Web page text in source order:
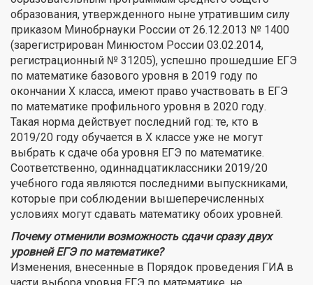
образования, утвержденного ныне утратившим силу
приказом Минобрнауки России от 26.12.2013 № 1400
(зарегистрирован Минюстом России 03.02.2014,
регистрационный № 31205), успешно прошедшие ЕГЭ
по математике базового уровня в 2019 году по
окончании Х класса, имеют право участвовать в ЕГЭ
по математике профильного уровня в 2020 году.
Такая норма действует последний год: те, кто в
2019/20 году обучается в Х классе уже не могут
выбрать к сдаче оба уровня ЕГЭ по математике.
Соответственно, одиннадцатиклассники 2019/20
учебного года являются последними выпускниками,
которые при соблюдении вышеперечисленных
условиях могут сдавать математику обоих уровней.
Почему отменили возможность сдачи сразу двух
уровней ЕГЭ по математике?
Изменения, внесенные в Порядок проведения ГИА в